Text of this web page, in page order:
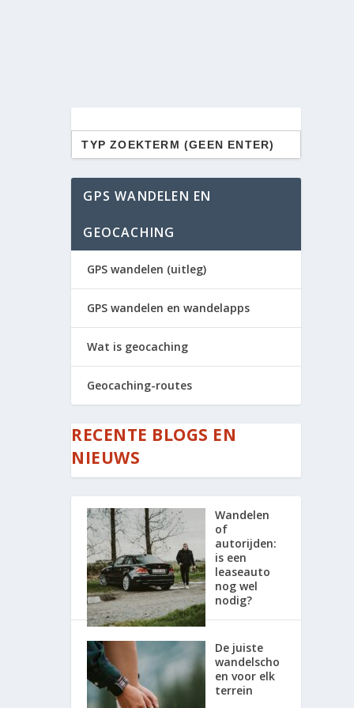
Zoek
naar:
GPS WANDELEN EN
GEOCACHING
GPS wandelen (uitleg)
GPS wandelen en wandelapps
Wat is geocaching
Geocaching-routes
RECENTE BLOGS EN
NIEUWS
Wandelen
of
autorijden:
is een
leaseauto
nog wel
nodig?
De juiste
wandelscho
en voor elk
terrein